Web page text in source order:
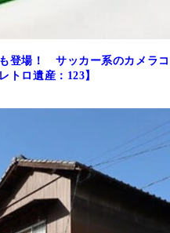
登場！ サッカー系のカメラコ
トロ遺産：123】